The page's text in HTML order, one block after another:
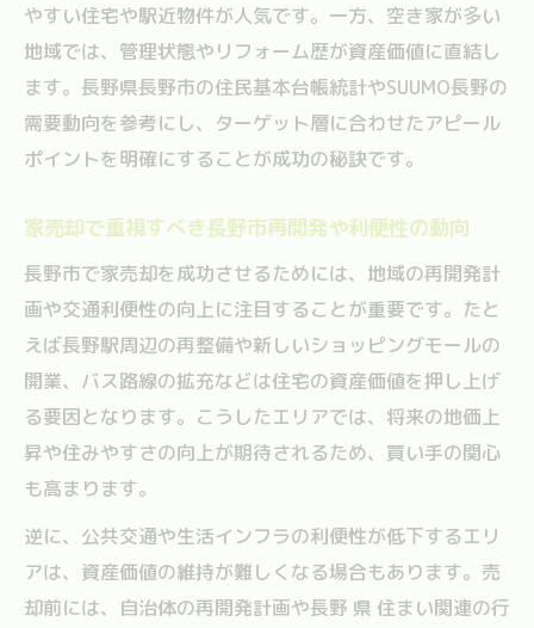
やすい住宅や駅近物件が人気です。一方、空き家が多い
地域では、管理状態やリフォーム歴が資産価値に直結し
ます。長野県長野市の住民基本台帳統計やSUUMO長野の
需要動向を参考にし、ターゲット層に合わせたアピール
ポイントを明確にすることが成功の秘訣です。
家売却で重視すべき長野市再開発や利便性の動向
長野市で家売却を成功させるためには、地域の再開発計
画や交通利便性の向上に注目することが重要です。たと
えば長野駅周辺の再整備や新しいショッピングモールの
開業、バス路線の拡充などは住宅の資産価値を押し上げ
る要因となります。こうしたエリアでは、将来の地価上
昇や住みやすさの向上が期待されるため、買い手の関心
も高まります。
逆に、公共交通や生活インフラの利便性が低下するエリ
アは、資産価値の維持が難しくなる場合もあります。売
却前には、自治体の再開発計画や長野 県 住まい関連の行